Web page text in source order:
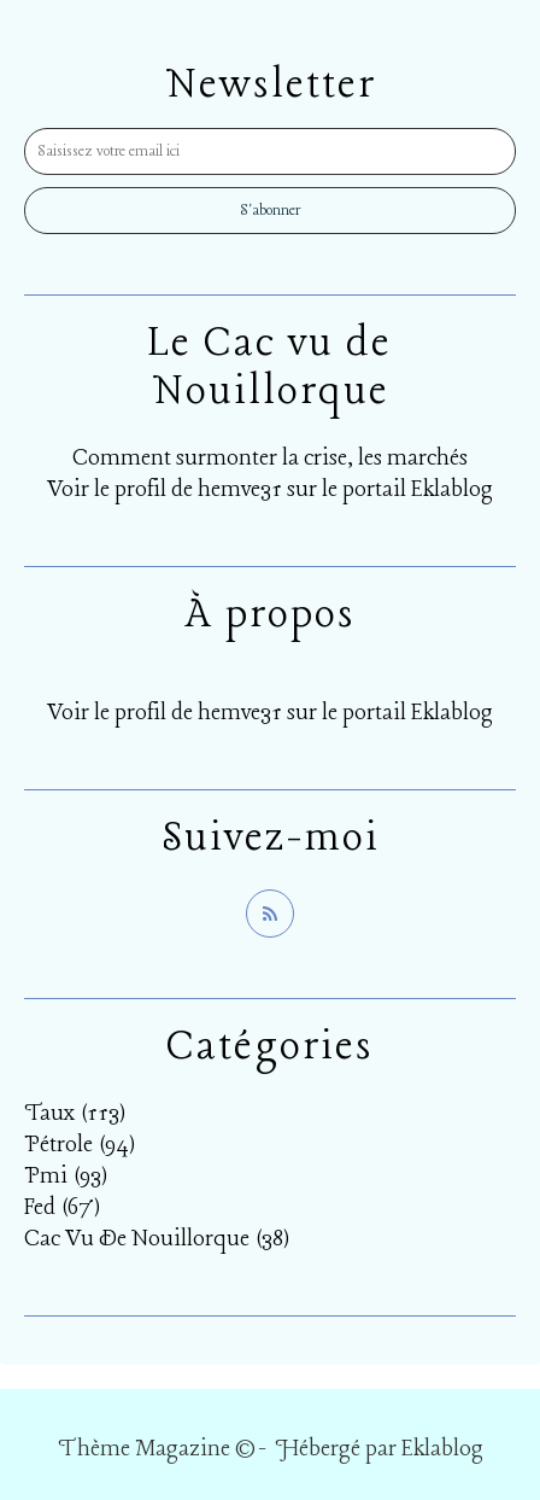
Newsletter
Catégories
Taux (113)
Pétrole (94)
Pmi (93)
Fed (67)
Cac Vu De Nouillorque (38)
Le Cac vu de
Nouillorque
Comment surmonter la crise, les marchés
Voir le profil dehemve31 sur le portail Eklablog
Suivez-moi
À propos
Voir le profil dehemve31 sur le portail Eklablog
Thème Magazine © - Hébergé parEklablog